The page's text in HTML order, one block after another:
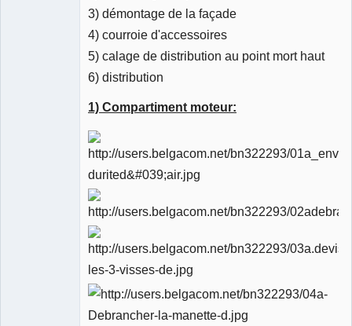
3) démontage de la façade
4) courroie d'accessoires
5) calage de distribution au point mort haut
6) distribution
1) Compartiment moteur: